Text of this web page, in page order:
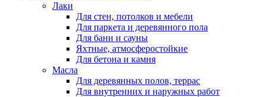
Лаки
Для стен, потолков и мебели
Для паркета и деревянного пола
Для бани и сауны
Яхтные, атмосферостойкие
Для бетона и камня
Масла
Для деревянных полов, террас
Для внутренних и наружных работ